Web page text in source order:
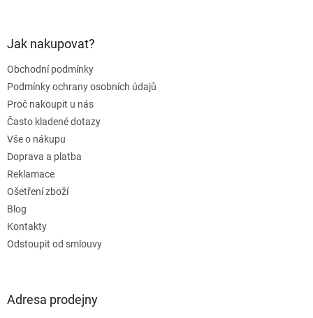
Jak nakupovat?
Obchodní podmínky
Podmínky ochrany osobních údajů
Proč nakoupit u nás
Často kladené dotazy
Vše o nákupu
Doprava a platba
Reklamace
Ošetření zboží
Blog
Kontakty
Odstoupit od smlouvy
Adresa prodejny